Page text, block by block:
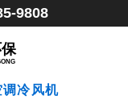
9808
调冷风机